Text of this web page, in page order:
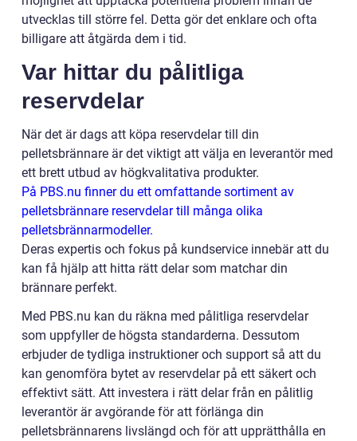
utvecklas till större fel. Detta gör det enklare och ofta
billigare att åtgärda dem i tid.
Var hittar du pålitliga
reservdelar
När det är dags att köpa reservdelar till din
pelletsbrännare är det viktigt att välja en leverantör med
ett brett utbud av högkvalitativa produkter.
På PBS.nu finner du ett omfattande sortiment av
pelletsbrännare reservdelar till många olika
pelletsbrännarmodeller.
Deras expertis och fokus på kundservice innebär att du
kan få hjälp att hitta rätt delar som matchar din
brännare perfekt.
Med PBS.nu kan du räkna med pålitliga reservdelar
som uppfyller de högsta standarderna. Dessutom
erbjuder de tydliga instruktioner och support så att du
kan genomföra bytet av reservdelar på ett säkert och
effektivt sätt. Att investera i rätt delar från en pålitlig
leverantör är avgörande för att förlänga din
pelletsbrännarens livslängd och för att upprätthålla en